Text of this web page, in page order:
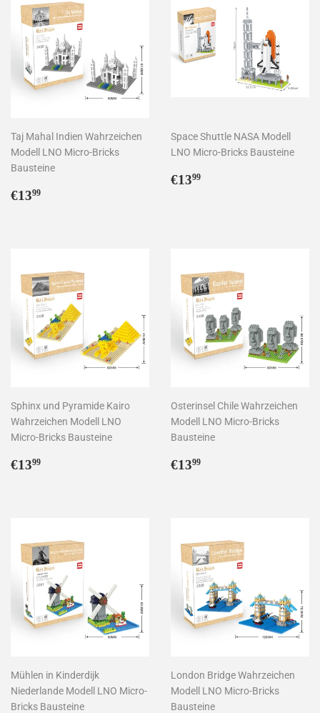
Taj Mahal Indien Wahrzeichen
Modell LNO Micro-Bricks
Bausteine
Normaler
€1399
Space Shuttle NASA Modell
LNO Micro-Bricks Bausteine
Normaler
€1399
Sphinx und Pyramide Kairo
Wahrzeichen Modell LNO
Micro-Bricks Bausteine
Normaler
€1399
Osterinsel Chile Wahrzeichen
Modell LNO Micro-Bricks
Bausteine
Normaler
€1399
Mühlen in Kinderdijk
Niederlande Modell LNO Micro-
Bricks Bausteine
London Bridge Wahrzeichen
Modell LNO Micro-Bricks
Bausteine